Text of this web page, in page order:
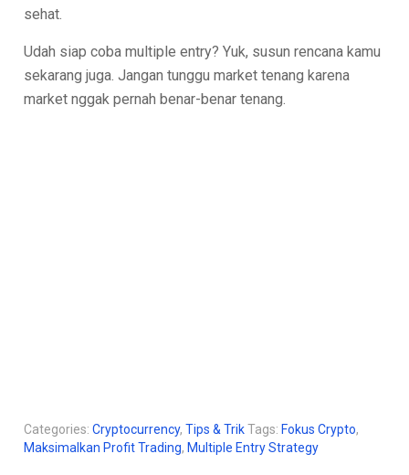
sehat.
Udah siap coba multiple entry? Yuk, susun rencana kamu
sekarang juga. Jangan tunggu market tenang karena
market nggak pernah benar-benar tenang.
Categories:Cryptocurrency,Tips & TrikTags: Fokus Crypto,
Maksimalkan Profit Trading, Multiple Entry Strategy